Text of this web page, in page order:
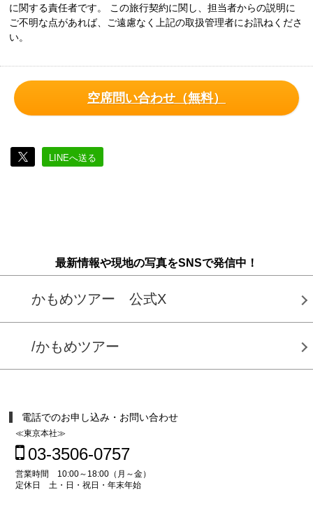
に関する責任者です。 この旅行契約に関し、担当者からの説明に
ご不明な点があれば、ご遠慮なく上記の取扱管理者にお訊ねくださ
い。
空席問い合わせ（無料）
LINEへ送る
最新情報や現地の写真をSNSで発信中！
かもめツアー 公式X
/かもめツアー
電話でのお申し込み・お問い合わせ
≪東京本社≫
03-3506-0757
営業時間 10:00～18:00（月～金）
定休日 土・日・祝日・年末年始